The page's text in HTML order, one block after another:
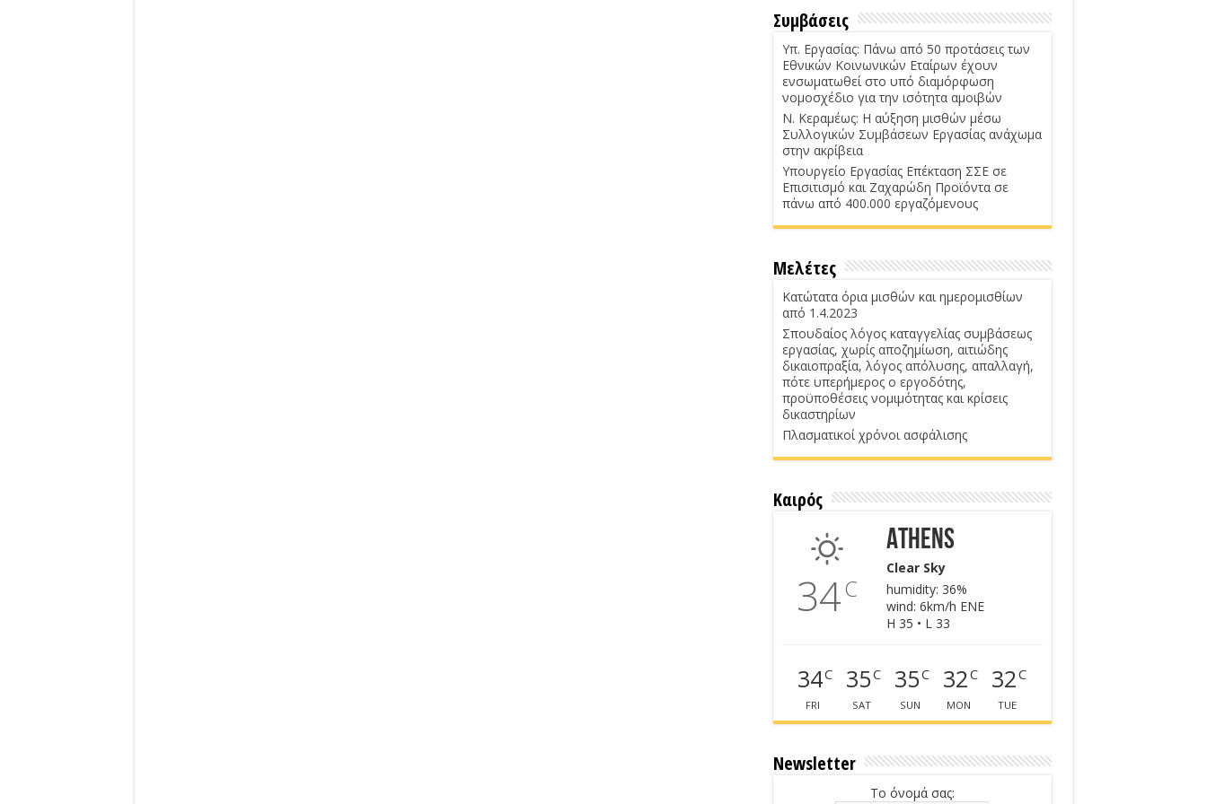
Συμβάσεις
Υπ. Εργασίας: Πάνω από 50 προτάσεις των
Εθνικών Κοινωνικών Εταίρων έχουν
ενσωματωθεί στο υπό διαμόρφωση
νομοσχέδιο για την ισότητα αμοιβών
Ν. Κεραμέως: Η αύξηση μισθών μέσω
Συλλογικών Συμβάσεων Εργασίας ανάχωμα
στην ακρίβεια
Υπουργείο Εργασίας Επέκταση ΣΣΕ σε
Επισιτισμό και Ζαχαρώδη Προϊόντα σε
πάνω από 400.000 εργαζόμενους
Μελέτες
Κατώτατα όρια μισθών και ημερομισθίων
από 1.4.2023
Σπουδαίος λόγος καταγγελίας συμβάσεως
εργασίας, χωρίς αποζημίωση, αιτιώδης
δικαιοπραξία, λόγος απόλυσης, απαλλαγή,
πότε υπερήμερος ο εργοδότης,
προϋποθέσεις νομιμότητας και κρίσεις
δικαστηρίων
Πλασματικοί χρόνοι ασφάλισης
Καιρός
34C
Athens
Clear Sky
humidity: 36%
wind: 6km/h ENE
H 35 • L 33
34C
FRI
35C
SAT
35C
SUN
32C
MON
32C
TUE
Newsletter
Το όνομά σας: